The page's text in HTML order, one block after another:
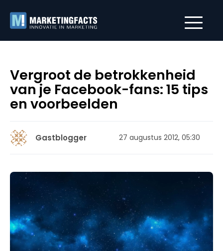
Vergroot de betrokkenheid
van je Facebook-fans: 15 tips
en voorbeelden
Gastblogger 27 augustus 2012, 05:30